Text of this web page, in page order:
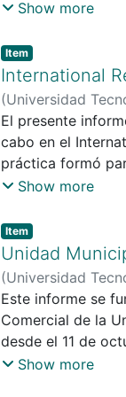
calma para evitar
el que el BCH
a diciembre del
PDIA, la cual fue
construir y luego
fin de proponerlo
problemas, pero
esto relacionado
elaboración de
detalladamente el
apoyo de ellos.
Show more
Item
International
(Universidad
Fernando Garay
El presente
cabo en el
práctica formó
Universidad
Metodología
en el IRC. Como
identificación de
culminando en la
para optimizar
Show more
Item
Unidad
(Universidad
Fernando Garay
Este informe se
Comercial de la
desde el 11 de
un analista
Show more